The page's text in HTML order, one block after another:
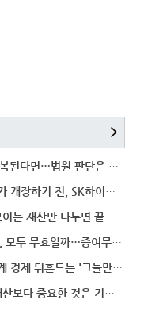
면접교섭 거부 반복된다면…법원 판단은 달라질까
[기고] 한국 증시가 개장하기 전, SK하이닉스 가격은
이혼 재산분할, 보이는 재산만 나누면 끝일까…숨겨진 자
치매 부모의 증여, 모두 무효일까…증여무효 분쟁에서 법
[데스크 칼럼] 세계 경제 뒤흔드는 '그들만의 언어'
이혼 재산분할, 재산보다 중요한 것은 기여도 입증